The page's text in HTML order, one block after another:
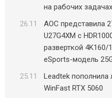
на рабочих задачах
26.11
AOC представила
U27G4XM с
разверткой 4K160/
eSports-модель
25.11
Leadtek пополнила
WinFast RTX 5060